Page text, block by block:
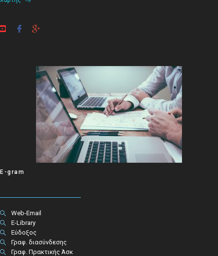
E-gram
Web-Email
E-Library
Εύδοξος
Γραφ. διασύνδεσης
Γραφ. Πρακτικής Άσκ